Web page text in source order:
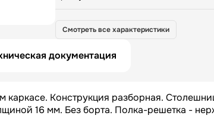
Тип полки
Смотреть все характеристики
документация
Конструкция разборная.
16 мм. Без борта. Полка-решетка -